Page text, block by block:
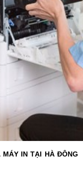
IN TẠI HÀ ĐÔNG